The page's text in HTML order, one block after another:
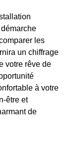
les
un chiffrage
votre rêve de
à votre
être et
de